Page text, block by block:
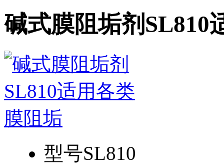
碱式膜阻垢剂SL810
型号SL810